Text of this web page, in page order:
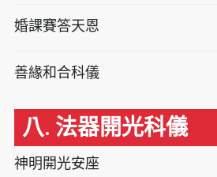
婚課賽答天恩
善緣和合科儀
八. 法器開光科儀
神明開光安座